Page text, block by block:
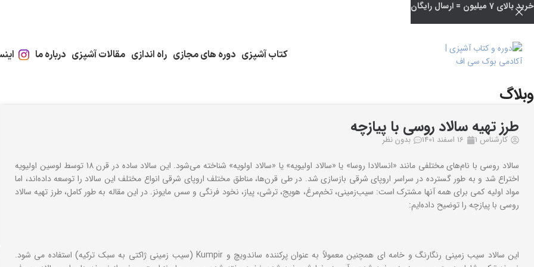
کتاب آشپزی دوره های مجازی راه اندازی مقالات آشپزی درباره ما
وبلاگ
طرز تهیه سالاد روسی با پیازچه
کارشناس 1 16 اسفند 1401 بدون نظر
سالاد روسی با نام‌های مختلفی مانند «انسالادا روسا» یا «سالاد اولیویه» یا «سالاد اولویه» شناخته می‌شود. این سالاد ساده در قرن 18 توسط لوسین اولیویه
اختراع شد و به طور گسترده در سراسر اروپای شرقی بازسازی شد. در طی قرن‌ها، مناطق مختلف اروپای شرقی انواع مختلف این سالاد را توسعه داده‌اند، اما
مواد اولیه کمی برای همه آنها مشترک است: سیب‌زمینی، تخم‌مرغ، هویج، ترشی، پیاز، نخود فرنگی و سس مایونز. در این مقاله به طور کامل، طرز تهیه سالاد
روسی با پیازچه را توضیح داده‌ایم:
این سالاد سیب زمینی رنگارنگ و خامه ای همچنین معمولاً به عنوان پرکننده ساندویچ و Kumpir (سیب زمینی ژاکتی به سبک ترکیه) استفاده می شود.
خرید بالای 7 میلیون = ارسال رایگان